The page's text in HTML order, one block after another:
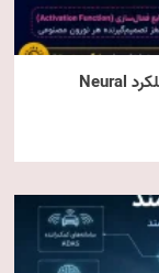
شبکه عصبی چیست؟ آموزش کامل ساختار و عملکرد Neural